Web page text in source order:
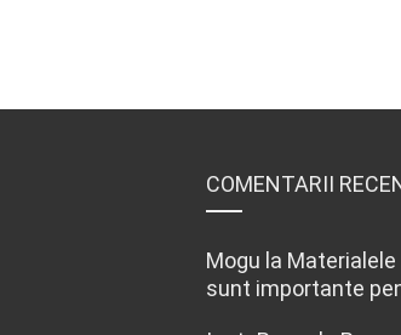
COMENTARII
Mogu la
sunt importante